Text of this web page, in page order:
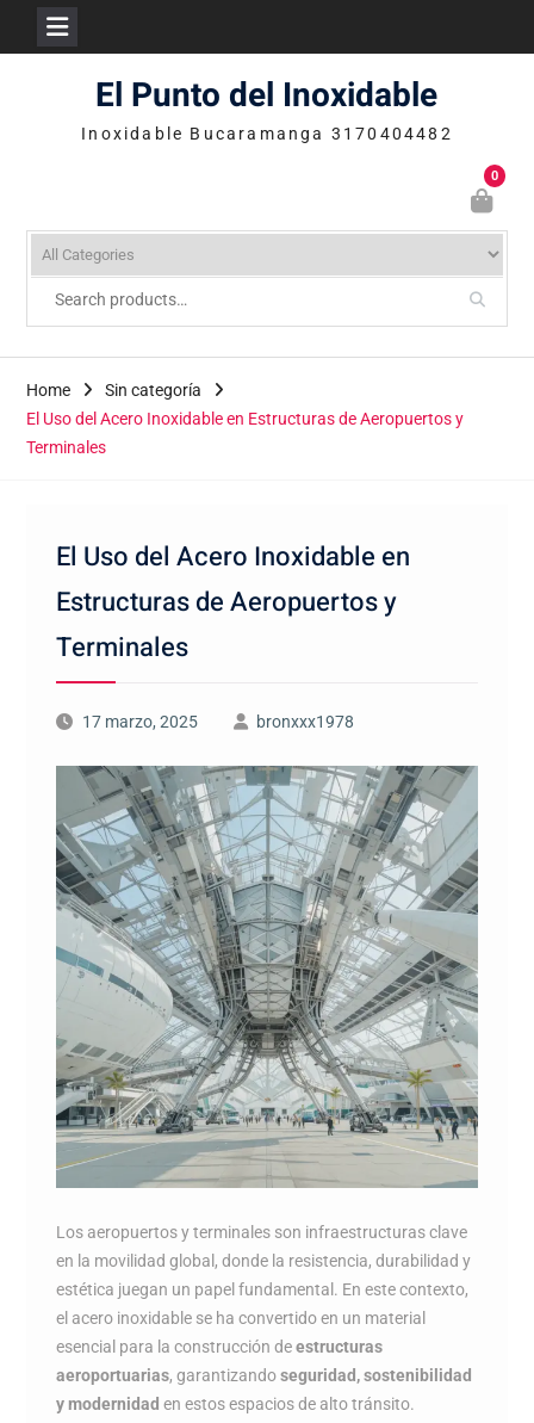
El Punto del Inoxidable
Inoxidable Bucaramanga 3170404482
0
Home
Sin categoría
El Uso del Acero Inoxidable en Estructuras de Aeropuertos y
Terminales
El Uso del Acero Inoxidable en
Estructuras de Aeropuertos y
Terminales
17 marzo, 2025 bronxxx1978
Los aeropuertos y terminales son infraestructuras clave
en la movilidad global, donde la resistencia, durabilidad y
estética juegan un papel fundamental. En este contexto,
el acero inoxidable se ha convertido en un material
esencial para la construcción deestructuras
aeroportuarias, garantizandoseguridad, sostenibilidad
y modernidad en estos espacios de alto tránsito.